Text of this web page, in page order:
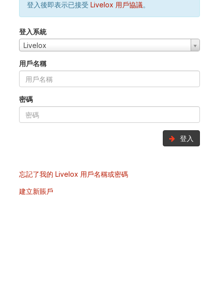
登入後即表示已接受 Livelox 用戶協議。
登入系統
Livelox
用戶名稱
密碼
登入
忘記了我的 Livelox 用戶名稱或密碼
建立新賬戶